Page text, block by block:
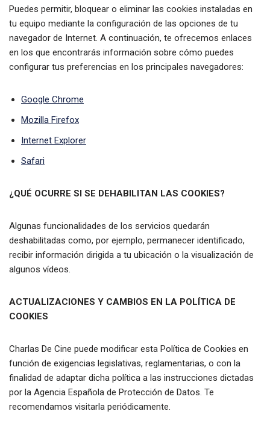
Puedes permitir, bloquear o eliminar las cookies instaladas en
tu equipo mediante la configuración de las opciones de tu
navegador de Internet. A continuación, te ofrecemos enlaces
en los que encontrarás información sobre cómo puedes
configurar tus preferencias en los principales navegadores:
Google Chrome
Mozilla Firefox
Internet Explorer
Safari
¿QUÉ OCURRE SI SE DEHABILITAN LAS COOKIES?
Algunas funcionalidades de los servicios quedarán
deshabilitadas como, por ejemplo, permanecer identificado,
recibir información dirigida a tu ubicación o la visualización de
algunos vídeos.
ACTUALIZACIONES Y CAMBIOS EN LA POLÍTICA DE
COOKIES
Charlas De Cine puede modificar esta Política de Cookies en
función de exigencias legislativas, reglamentarias, o con la
finalidad de adaptar dicha política a las instrucciones dictadas
por la Agencia Española de Protección de Datos. Te
recomendamos visitarla periódicamente.